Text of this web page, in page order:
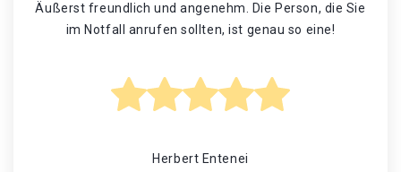
Äußerst freundlich und angenehm. Die Person, die Sie
im Notfall anrufen sollten, ist genau so eine!
Herbert Entenei